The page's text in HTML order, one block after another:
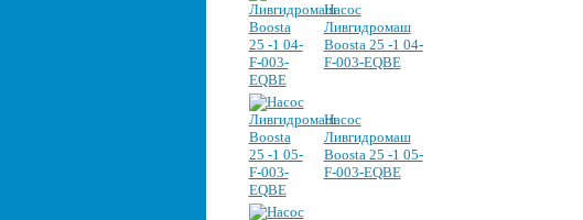
Насос
Ливгидромаш
Boosta 25 -1 04-
F-003-EQBE
Насос
Ливгидромаш
Boosta 25 -1 05-
F-003-EQBE